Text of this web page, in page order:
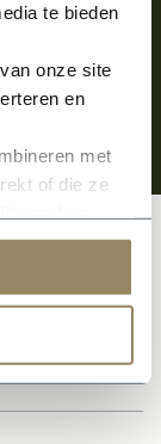
te bieden
onze site
en
met
of die ze